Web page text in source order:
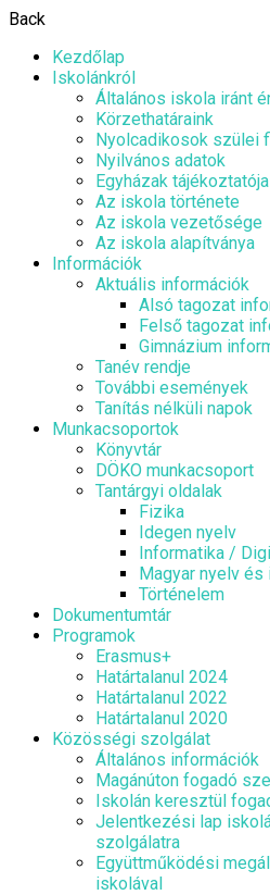
Back
Kezdőlap
Iskolánkról
Általános iskola iránt
Körzethatáraink
Nyolcadikosok szülei
Nyilvános adatok
Egyházak tájékoztatója
Az iskola története
Az iskola vezetősége
Az iskola alapítványa
Információk
Aktuális információk
Alsó tagozat
Felső tagozat
Gimnázium
Tanév rendje
További események
Tanítás nélküli napok
Munkacsoportok
Könyvtár
DÖKO munkacsoport
Tantárgyi oldalak
Fizika
Idegen nyelv
Informatika /
Magyar nyelv és
Történelem
Dokumentumtár
Programok
Erasmus+
Határtalanul 2024
Határtalanul 2022
Határtalanul 2020
Közösségi szolgálat
Általános információk
Magánúton fogadó
Iskolán keresztül
Jelentkezési lap
szolgálatra
Együttműködési
iskolával